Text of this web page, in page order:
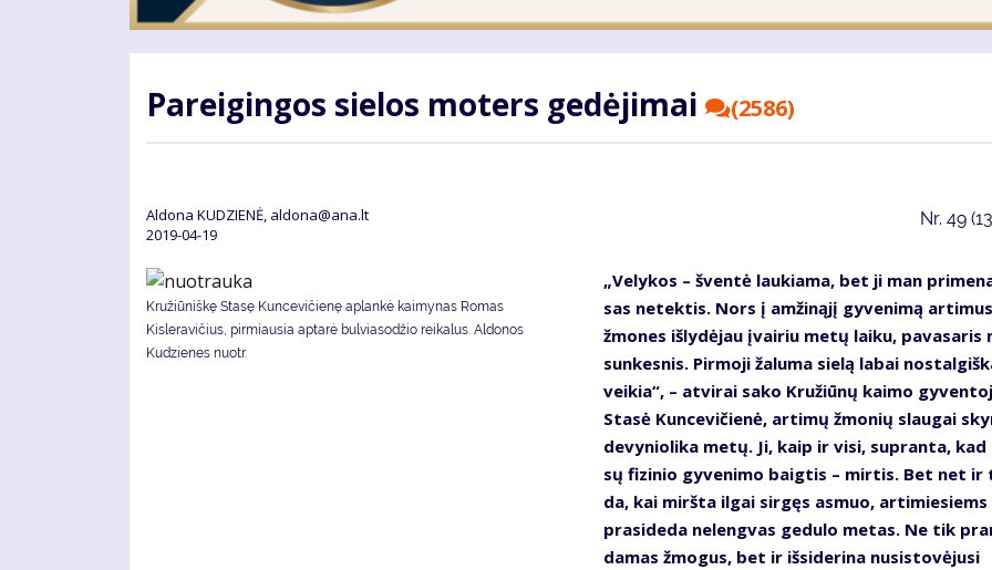
Pa­rei­gin­gos sie­los mo­ters ge­dė­ji­mai (2586)
Aldona KUDZIENĖ, aldona@ana.lt
2019-04-19
Nr. 49
Kružiūniškę Stasę Kuncevičienę aplankė kaimynas Romas
Kisleravičius, pirmiausia aptarė bulviasodžio reikalus. Aldonos
Kudzienes nuotr.
„Ve­ly­kos – šven­tė lau­kia­ma, bet ji man
sas ne­tek­tis. Nors į am­ži­ną­jį gy­ve­ni­mą ar­ti­mus
žmo­nes iš­ly­dė­jau įvai­riu me­tų lai­ku, pa­va­sa­ris
sun­kes­nis. Pir­mo­ji ža­lu­ma sie­lą la­bai
vei­kia“, – at­vi­rai sa­ko Kru­žiū­nų kai­mo
Sta­sė Kun­ce­vi­čie­nė, ar­ti­mų žmo­nių slau­gai
de­vy­nio­li­ka me­tų. Ji, kaip ir vi­si, su­pran­ta,
sų fi­zi­nio gy­ve­ni­mo baig­tis – mir­tis. Bet net
da, kai mirš­ta il­gai sir­gęs as­muo, ar­ti­mie­siems
pra­si­de­da ne­leng­vas ge­du­lo me­tas. Ne tik
da­mas žmo­gus, bet ir iš­si­de­ri­na nu­si­sto­vė­ju­si